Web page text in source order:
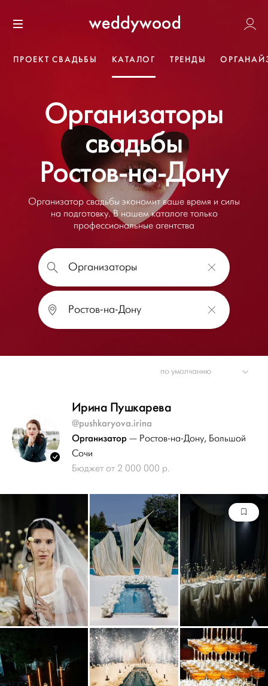
к содержанию
Weddywood
ПРОЕКТ СВАДЬБЫ КАТАЛОГ ТРЕНДЫ
Организаторы
свадьбы
Ростов-на-Дону
Организатор свадьбы экономит ваше время и силы
на подготовку. В нашем каталоге только
профессиональные агентства
Ирина Пушкарева
@pushkaryova.irina
Организатор — Ростов-на-Дону, Большой
Сочи
Бюджет от 2 000 000 р.